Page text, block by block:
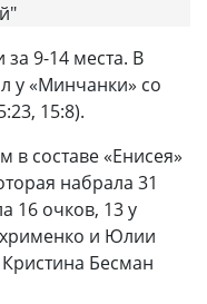
9-14 места. В
у «Минчанки» со
15:8).
составе «Енисея»
набрала 31
16 очков, 13 у
и Юлии
Бесман